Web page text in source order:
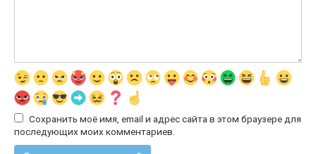
Сохранить моё имя, email и адрес сайта в этом браузере для
последующих моих комментариев.